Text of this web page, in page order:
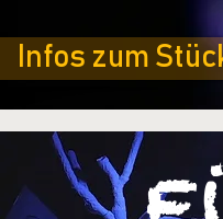
Infos zum